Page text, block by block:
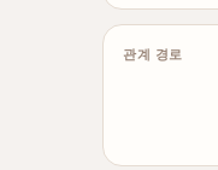
관계 경로